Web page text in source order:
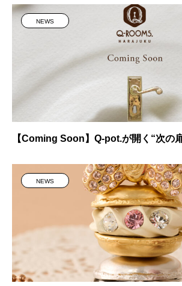
NEWS
【Coming Soon】Q-pot.が開く“次の
NEWS